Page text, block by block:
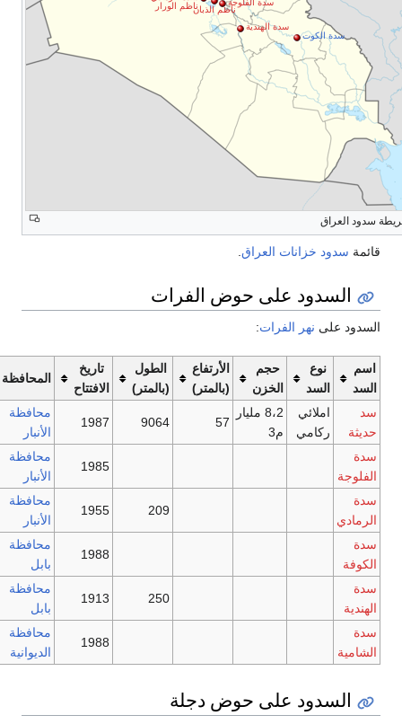
ناظم الذبان
سدة الهندية
سدة الكوت
ناظم الورار
العراق
سدود خزانات العراق.
السدود على حوض الفرات
على نهر الفرات:
السد
الخزن
الأرتفاع
(بالمتر)
الطول
(بالمتر)
الافتتاح
المحافظة
املائي
ركامي
8،2 مليار
م3
57
9064
1987
محافظة
1985
محافظة
1955
محافظة
1988
محافظة
1913
محافظة
1988
محافظة
الديوانية
السدود على حوض دجلة